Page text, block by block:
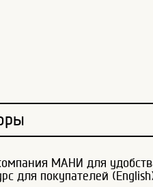
МАНИ для
для покупателей